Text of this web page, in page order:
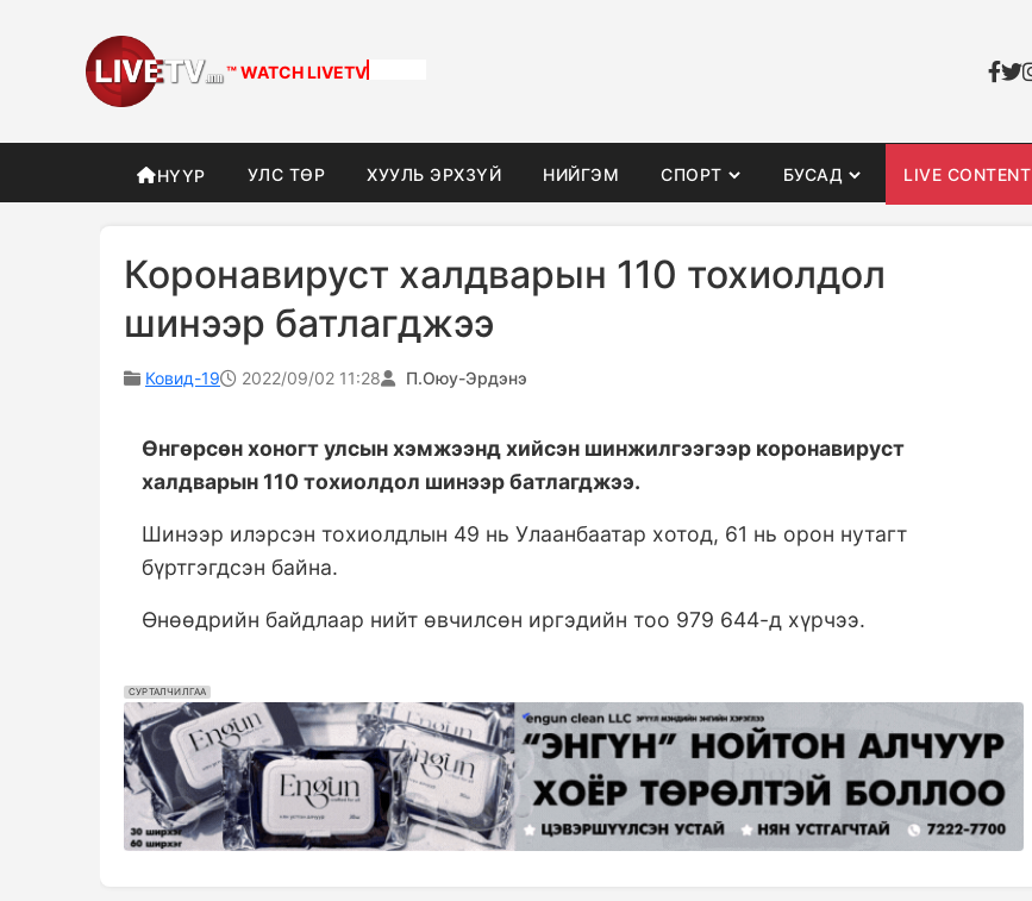
™ WATCH LIVETV
НҮҮР УЛС ТӨР ХУУЛЬ ЭРХЗҮЙ НИЙГЭМ СПОРТ БУСАД LIVE CONTENT
Коронавируст халдварын 110 тохиолдол
шинээр батлагджээ
Ковид-19 2022/09/02 11:28 П.Оюу-Эрдэнэ
Өнгөрсөн хоногт улсын хэмжээнд хийсэн шинжилгээгээр коронавируст
халдварын 110 тохиолдол шинээр батлагджээ.
Шинээр илэрсэн тохиолдлын 49 нь Улаанбаатар хотод, 61 нь орон нутагт
бүртгэгдсэн байна.
Өнөөдрийн байдлаар нийт өвчилсөн иргэдийн тоо 979 644-д хүрчээ.
СУРТАЛЧИЛГАА